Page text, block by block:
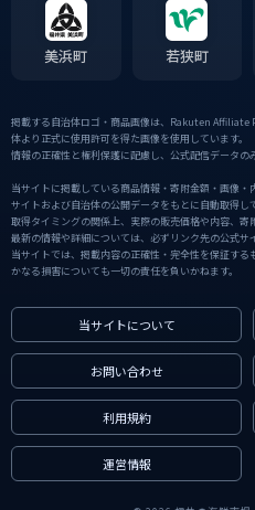
美浜町 若狭町
掲載する自治体ロゴ・商品画像は、Rakuten Affiliate
体より正式に使用許可を得た画像を使用しています。
情報の正確性と権利保護に配慮し、公式配信データの
当サイトに掲載している商品情報・寄附金額・画像
サイトおよび自治体の公開データをもとに自動取得し
取得タイミングの関係上、実際の販売価格や内容、寄
最新の情報や詳細については、必ずリンク先の公式サ
当サイトでは、掲載内容の正確性・完全性を保証す
かなる損害についても一切の責任を負いかねます。
当サイトについて
お問い合わせ
利用規約
運営情報